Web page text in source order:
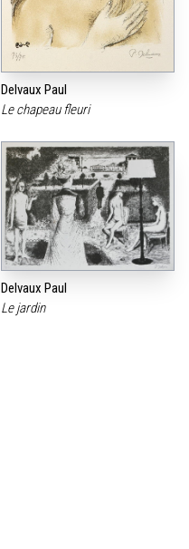
Delvaux Paul
Le chapeau fleuri
Delvaux Paul
Le jardin